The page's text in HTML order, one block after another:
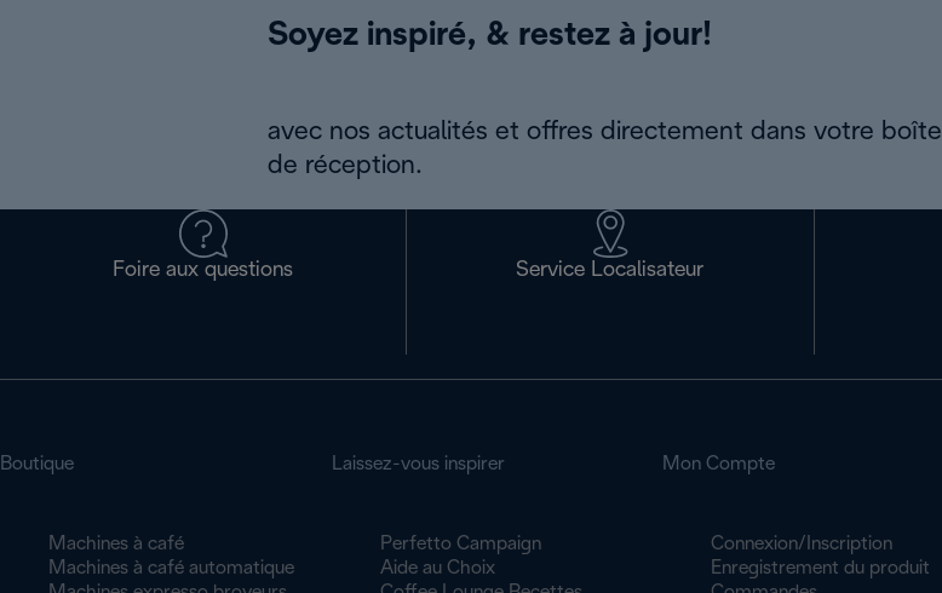
Soyez inspiré, & restez à jour!
avec nos actualités et offres directement dans votre boîte
de réception.
Foire aux questions Service Localisateur
Boutique
Machines à café
Machines à café automatique
Laissez-vous inspirer
Perfetto Campaign
Aide au Choix
Mon Compte
Connexion/Inscription
Enregistrement du produit